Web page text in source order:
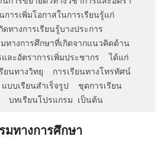
ารเพิ่มโอกาสในการเรียนรู้แก่
ทางการเรียนรู้บางประการ
และอัตราการเพิ่มประชากร  ได้แก่
ยนทางวิทยุ  การเรียนทางโทรทัศน์
บบเรียนสำเร็จรูป  ชุดการเรียน
บทเรียนโปรแกรม เป็นต้น
ทางการศึกษา